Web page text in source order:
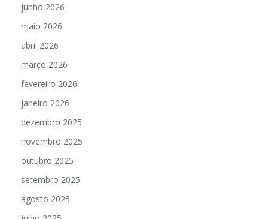
junho 2026
maio 2026
abril 2026
março 2026
fevereiro 2026
janeiro 2026
dezembro 2025
novembro 2025
outubro 2025
setembro 2025
agosto 2025